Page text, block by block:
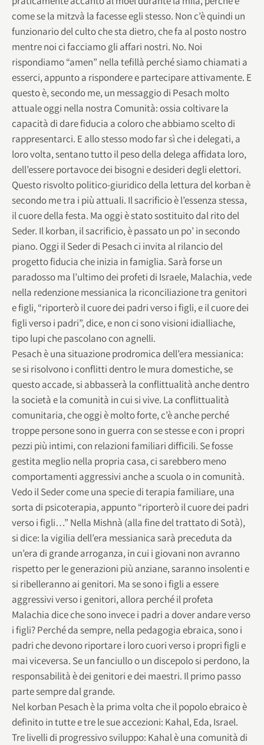
come se la mitzvà la facesse egli stesso. Non c’è quindi un
funzionario del culto che sta dietro, che fa al posto nostro
mentre noi ci facciamo gli affari nostri. No. Noi
rispondiamo “amen” nella tefillà perché siamo chiamati a
esserci, appunto a rispondere e partecipare attivamente. E
questo è, secondo me, un messaggio di Pesach molto
attuale oggi nella nostra Comunità: ossia coltivare la
capacità di dare fiducia a coloro che abbiamo scelto di
rappresentarci. E allo stesso modo far sì che i delegati, a
loro volta, sentano tutto il peso della delega affidata loro,
dell’essere portavoce dei bisogni e desideri degli elettori.
Questo risvolto politico-giuridico della lettura del korban è
secondo me tra i più attuali. Il sacrificio è l’essenza stessa,
il cuore della festa. Ma oggi è stato sostituito dal rito del
Seder. Il korban, il sacrificio, è passato un po’ in secondo
piano. Oggi il Seder di Pesach ci invita al rilancio del
progetto fiducia che inizia in famiglia. Sarà forse un
paradosso ma l’ultimo dei profeti di Israele, Malachia, vede
nella redenzione messianica la riconciliazione tra genitori
e figli, “riporterò il cuore dei padri verso i figli, e il cuore dei
figli verso i padri”, dice, e non ci sono visioni idialliache,
tipo lupi che pascolano con agnelli.
Pesach è una situazione prodromica dell’era messianica:
se si risolvono i conflitti dentro le mura domestiche, se
questo accade, si abbasserà la conflittualità anche dentro
la società e la comunità in cui si vive. La conflittualità
comunitaria, che oggi è molto forte, c’è anche perché
troppe persone sono in guerra con se stesse e con i propri
pezzi più intimi, con relazioni familiari difficili. Se fosse
gestita meglio nella propria casa, ci sarebbero meno
comportamenti aggressivi anche a scuola o in comunità.
Vedo il Seder come una specie di terapia familiare, una
sorta di psicoterapia, appunto “riporterò il cuore dei padri
verso i figli…” Nella Mishnà (alla fine del trattato di Sotà),
si dice: la vigilia dell’era messianica sarà preceduta da
un’era di grande arroganza, in cui i giovani non avranno
rispetto per le generazioni più anziane, saranno insolenti e
si ribelleranno ai genitori. Ma se sono i figli a essere
aggressivi verso i genitori, allora perché il profeta
Malachia dice che sono invece i padri a dover andare verso
i figli? Perché da sempre, nella pedagogia ebraica, sono i
padri che devono riportare i loro cuori verso i propri figli e
mai viceversa. Se un fanciullo o un discepolo si perdono, la
responsabilità è dei genitori e dei maestri. Il primo passo
parte sempre dal grande.
Nel korban Pesach è la prima volta che il popolo ebraico è
definito in tutte e tre le sue accezioni: Kahal, Eda, Israel.
Tre livelli di progressivo sviluppo: Kahal è una comunità di